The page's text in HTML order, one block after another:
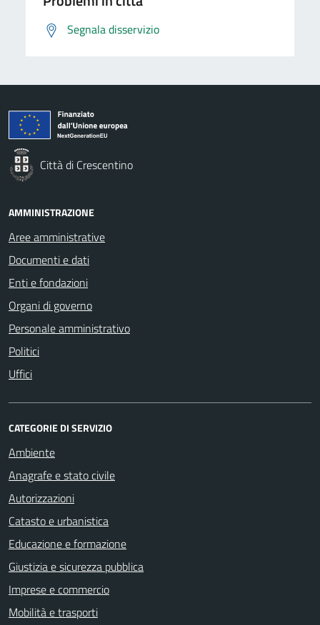
Segnala disservizio
Città di Crescentino
AMMINISTRAZIONE
Aree amministrative
Documenti e dati
Enti e fondazioni
Organi di governo
Personale amministrativo
Politici
Uffici
CATEGORIE DI SERVIZIO
Ambiente
Anagrafe e stato civile
Autorizzazioni
Catasto e urbanistica
Educazione e formazione
Giustizia e sicurezza pubblica
Imprese e commercio
Mobilità e trasporti